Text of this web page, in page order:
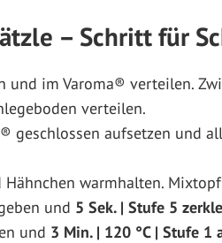
– Schritt für
und im Varoma® verteilen.
verteilen.
geschlossen aufsetzen und
warmhalten.
und 5 Sek. | Stufe 5
und 3 Min. | 120 °C | Stufe 1